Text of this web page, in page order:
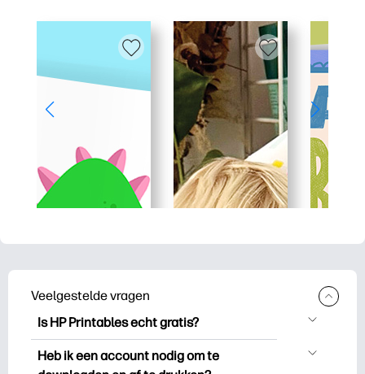
Veelgestelde vragen
Is HP Printables echt gratis?
HP Printables biedt meer dan 2.500
gratis printables om te downloaden en
Heb ik een account nodig om te